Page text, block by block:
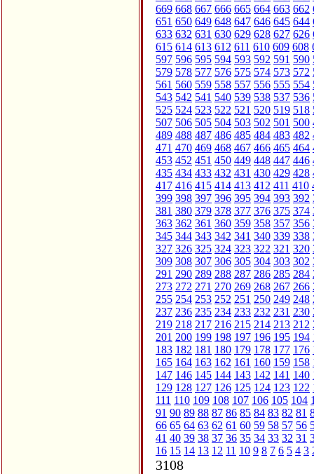
669 668 667 666 665 664 663 662
651 650 649 648 647 646 645 644
633 632 631 630 629 628 627 626
615 614 613 612 611 610 609 608
597 596 595 594 593 592 591 590
579 578 577 576 575 574 573 572
561 560 559 558 557 556 555 554
543 542 541 540 539 538 537 536
525 524 523 522 521 520 519 518
507 506 505 504 503 502 501 500
489 488 487 486 485 484 483 482
471 470 469 468 467 466 465 464
453 452 451 450 449 448 447 446
435 434 433 432 431 430 429 428
417 416 415 414 413 412 411 410
399 398 397 396 395 394 393 392
381 380 379 378 377 376 375 374
363 362 361 360 359 358 357 356
345 344 343 342 341 340 339 338
327 326 325 324 323 322 321 320
309 308 307 306 305 304 303 302
291 290 289 288 287 286 285 284
273 272 271 270 269 268 267 266
255 254 253 252 251 250 249 248
237 236 235 234 233 232 231 230
219 218 217 216 215 214 213 212
201 200 199 198 197 196 195 194
183 182 181 180 179 178 177 176
165 164 163 162 161 160 159 158
147 146 145 144 143 142 141 140
129 128 127 126 125 124 123 122
111 110 109 108 107 106 105 104
91 90 89 88 87 86 85 84 83 82 81
66 65 64 63 62 61 60 59 58 57 56
41 40 39 38 37 36 35 34 33 32 31
16 15 14 13 12 11 10 9 8 7 6 5 4 3
3108